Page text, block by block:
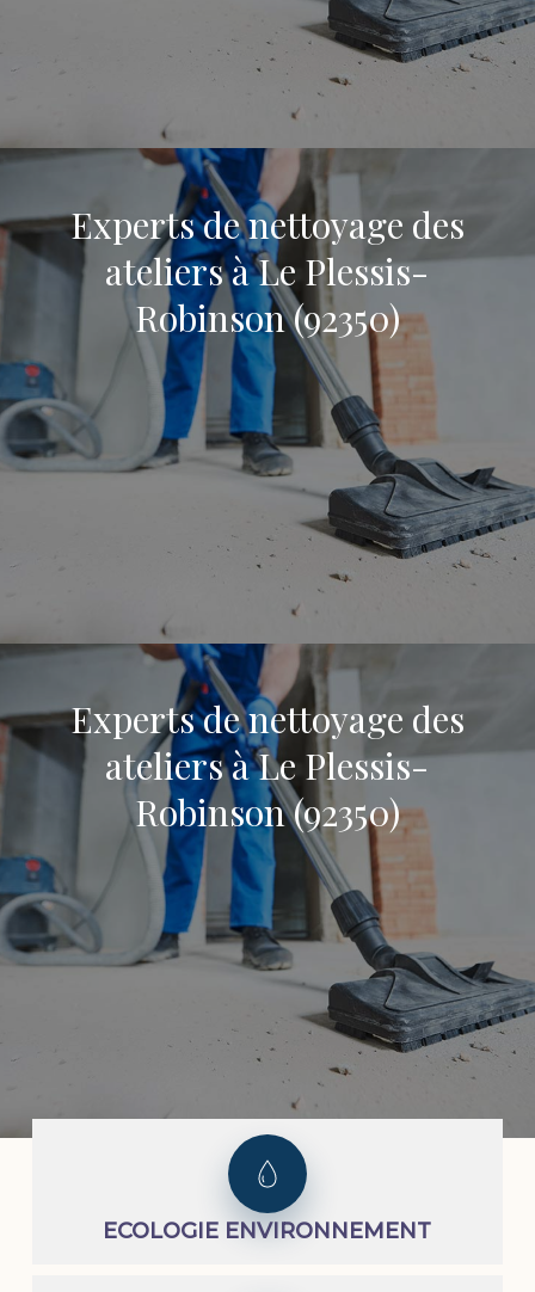
Experts de nettoyage des
ateliers à Le Plessis-
Robinson (92350)
Experts de nettoyage des
ateliers à Le Plessis-
Robinson (92350)
ECOLOGIE ENVIRONNEMENT